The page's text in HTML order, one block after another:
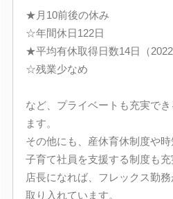
★月10前後の休み
☆年間休日122日
★平均有休取得日数14日（2022
☆残業少なめ
など、プライベートも充実で
ます。
その他にも、産休育休制度や
子育て社員を支援する制度も充
店長になれば、フレックス勤
取り入れています。